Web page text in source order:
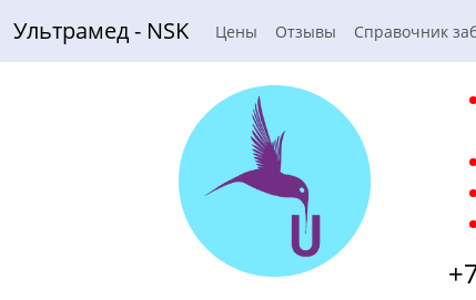
Ультрамед - NSK Цены Отзывы Справочник